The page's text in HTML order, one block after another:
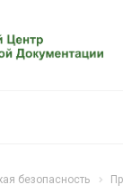
безопасность